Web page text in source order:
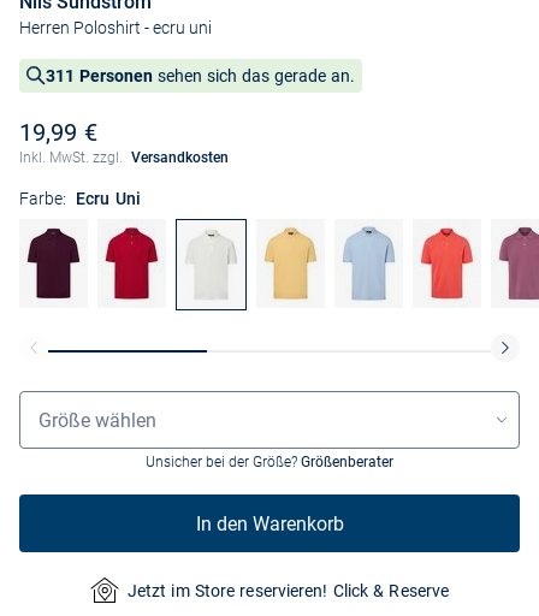
Herren Poloshirt - ecru uni
311 Personen sehen sich das gerade an.
19,99 €
Inkl. MwSt. zzgl. Versandkosten
Farbe: Ecru Uni
Größenauswahl
Größe wählen
Unsicher bei der Größe? Größenberater
In den Warenkorb
Jetzt im Store reservieren! Click & Reserve